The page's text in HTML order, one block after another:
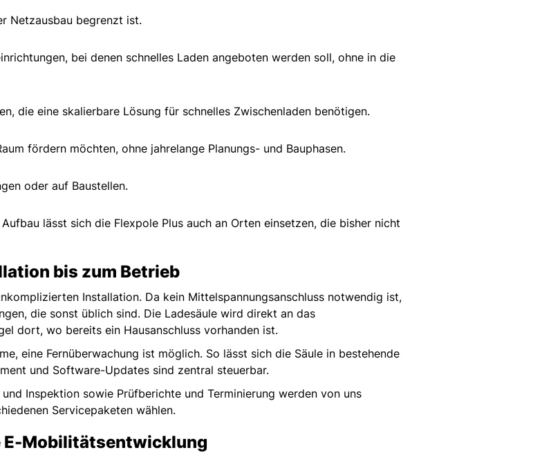
Netzausbau begrenzt ist.
bei denen schnelles Laden angeboten werden soll, ohne in die
die eine skalierbare Lösung für schnelles Zwischenladen benötigen.
fördern möchten, ohne jahrelange Planungs- und Bauphasen.
oder auf Baustellen.
lässt sich die Flexpole Plus auch an Orten einsetzen, die bisher nicht
bis zum Betrieb
Installation. Da kein Mittelspannungsanschluss notwendig ist,
die sonst üblich sind. Die Ladesäule wird direkt an das
dort, wo bereits ein Hausanschluss vorhanden ist.
eine Fernüberwachung ist möglich. So lässt sich die Säule in bestehende
und Software-Updates sind zentral steuerbar.
Inspektion sowie Prüfberichte und Terminierung werden von uns
Servicepaketen wählen.
E-Mobilitätsentwicklung